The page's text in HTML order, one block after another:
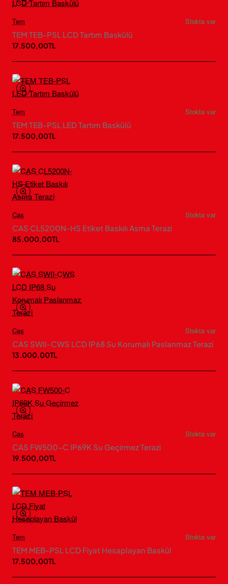
Tem
Stokta var
TEM TEB-PSL LCD Tartım Baskülü
17.500,00TL
Tem
Stokta var
TEM TEB-PSL LED Tartım Baskülü
17.500,00TL
Cas
Stokta var
CAS CL5200N-HS Etiket Baskılı Asma Terazi
85.000,00TL
Cas
Stokta var
CAS SWII-CWS LCD IP68 Su Korumalı Paslanmaz Terazi
13.000,00TL
Cas
Stokta var
CAS FW500-C IP69K Su Geçirmez Terazi
19.500,00TL
Tem
Stokta var
TEM MEB-PSL LCD Fiyat Hesaplayan Baskül
17.500,00TL